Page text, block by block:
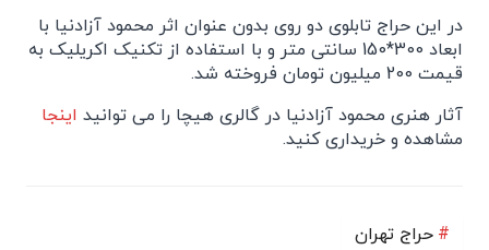
در این حراج تابلوی دو روی بدون عنوان اثر محمود آزادنیا با
ابعاد 300*150 سانتی متر و با استفاده از تکنیک اکریلیک به
قیمت 200 میلیون تومان فروخته شد.
آثار هنری محمود آزادنیا در گالری هیچا را می توانید اینجا
مشاهده و خریداری کنید.
حراج تهران